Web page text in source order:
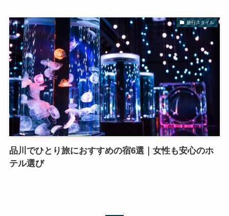
旅行スタイル
品川でひとり旅におすすめの宿6選｜女性も安心のホ
テル選び